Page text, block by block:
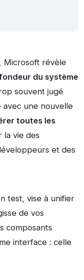
Microsoft révèle
du système
souvent jugé
une nouvelle
toutes les
la vie des
et des
test, vise à unifier
de vos
composants
interface : celle